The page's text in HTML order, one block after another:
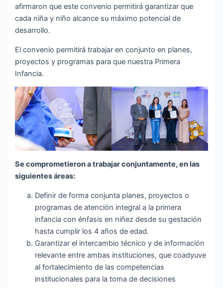
afirmaron que este convenio permitirá garantizar que
cada niña y niño alcance su máximo potencial de
desarrollo.
El convenio permitirá trabajar en conjunto en planes,
proyectos y programas para que nuestra Primera
Infancia.
Se comprometieron a trabajar conjuntamente, en las
siguientes áreas:
Definir de forma conjunta planes, proyectos o
programas de atención integral a la primera
infancia con énfasis en niñez desde su gestación
hasta cumplir los 4 años de edad.
Garantizar el intercambio técnico y de información
relevante entre ambas instituciones, que coadyuve
al fortalecimiento de las competencias
institucionales para la toma de decisiones